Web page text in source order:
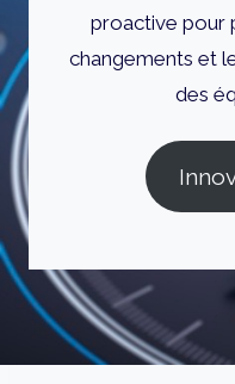
proactive pour
changements et
des